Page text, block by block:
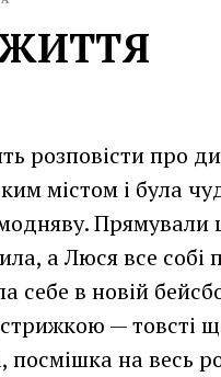
розповісти про
містом і була
а Люся все собі
себе в новій
— товсті
посмішка на весь